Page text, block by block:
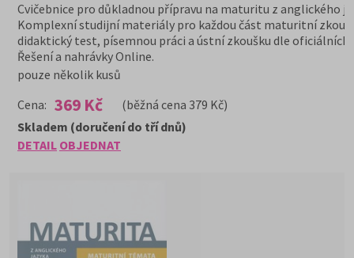
Cvičebnice pro důkladnou přípravu na maturitu z anglického
Komplexní studijní materiály pro každou část maturitní
didaktický test, písemnou práci a ústní zkoušku dle oficiálních
Řešení a nahrávky Online.
pouze několik kusů
Cena: 369 Kč (běžná cena 379 Kč)
DETAIL OBJEDNAT
Skladem (doručení do tří dnů)